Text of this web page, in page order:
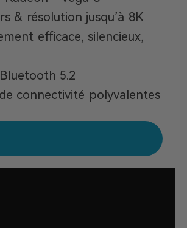
& résolution jusqu’à 8K
efficace, silencieux,
5.2
connectivité polyvalentes